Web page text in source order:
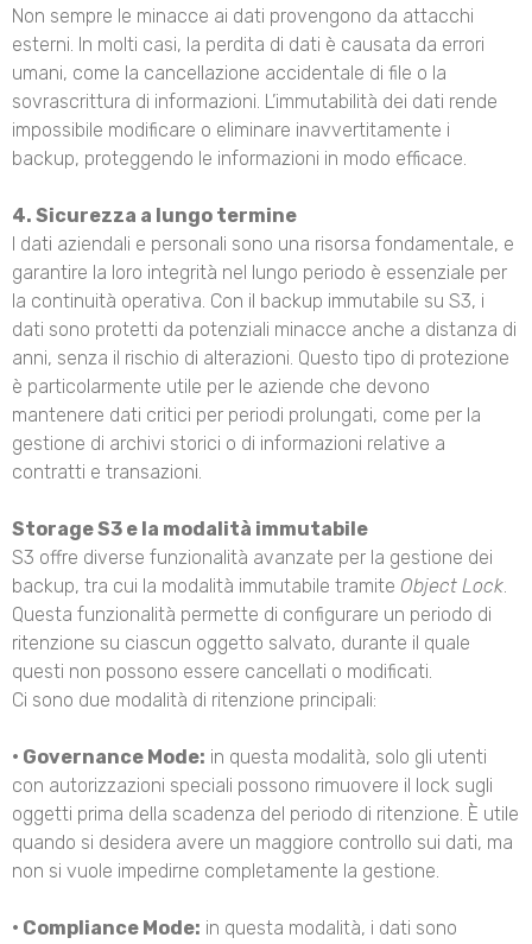
Non sempre le minacce ai dati provengono da attacchi
esterni. In molti casi, la perdita di dati è causata da errori
umani, come la cancellazione accidentale di file o la
sovrascrittura di informazioni. L’immutabilità dei dati rende
impossibile modificare o eliminare inavvertitamente i
backup, proteggendo le informazioni in modo efficace.
4. Sicurezza a lungo termine
I dati aziendali e personali sono una risorsa fondamentale, e
garantire la loro integrità nel lungo periodo è essenziale per
la continuità operativa. Con il backup immutabile su S3, i
dati sono protetti da potenziali minacce anche a distanza di
anni, senza il rischio di alterazioni. Questo tipo di protezione
è particolarmente utile per le aziende che devono
mantenere dati critici per periodi prolungati, come per la
gestione di archivi storici o di informazioni relative a
contratti e transazioni.
Storage S3 e la modalità immutabile
S3 offre diverse funzionalità avanzate per la gestione dei
backup, tra cui la modalità immutabile tramite Object Lock.
Questa funzionalità permette di configurare un periodo di
ritenzione su ciascun oggetto salvato, durante il quale
questi non possono essere cancellati o modificati.
Ci sono due modalità di ritenzione principali:
• Governance Mode: in questa modalità, solo gli utenti
con autorizzazioni speciali possono rimuovere il lock sugli
oggetti prima della scadenza del periodo di ritenzione. È utile
quando si desidera avere un maggiore controllo sui dati, ma
non si vuole impedirne completamente la gestione.
• Compliance Mode: in questa modalità, i dati sono